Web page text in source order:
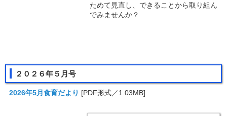
ためて見直し、できることから取り組ん
でみませんか？
２０２６年５月号
2026年5月食育だより [PDF形式／1.03MB]